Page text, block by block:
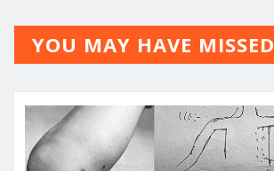
YOU MAY HAVE MISSED